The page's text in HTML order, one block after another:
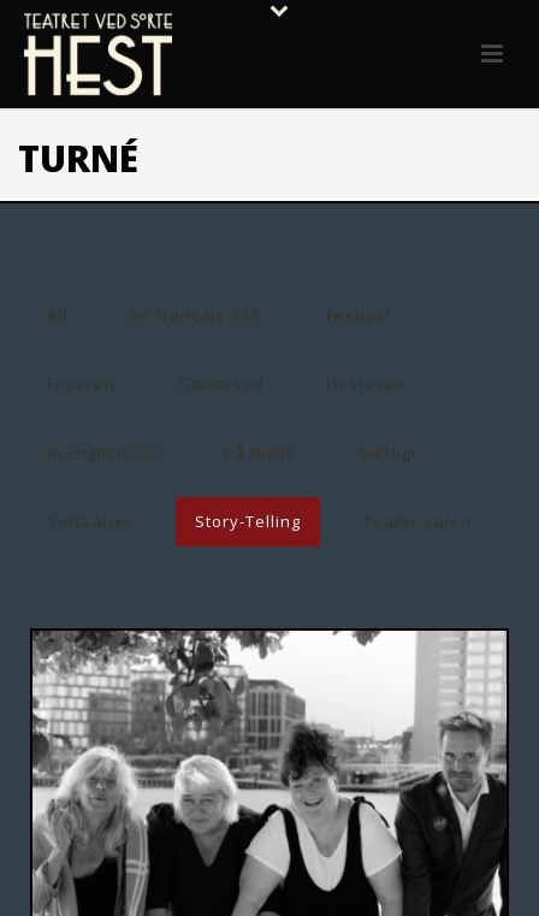
TURNÉ
En français 🇫🇷 Festival
Foyeren Gæstespil Hestespil
In English🇬🇧 På turné Særligt
Selskaber Story-Telling Teater-salen